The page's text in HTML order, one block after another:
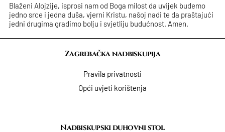
Blaženi Alojzije, isprosi nam od Boga milost da uvijek budemo
jedno srce i jedna duša, vjerni Kristu, našoj nadi te da praštajući
jedni drugima gradimo bolju i svjetliju budućnost. Amen.
Zagrebačka nadbiskupija
Pravila privatnosti
Opći uvjeti korištenja
Nadbiskupski duhovni stol